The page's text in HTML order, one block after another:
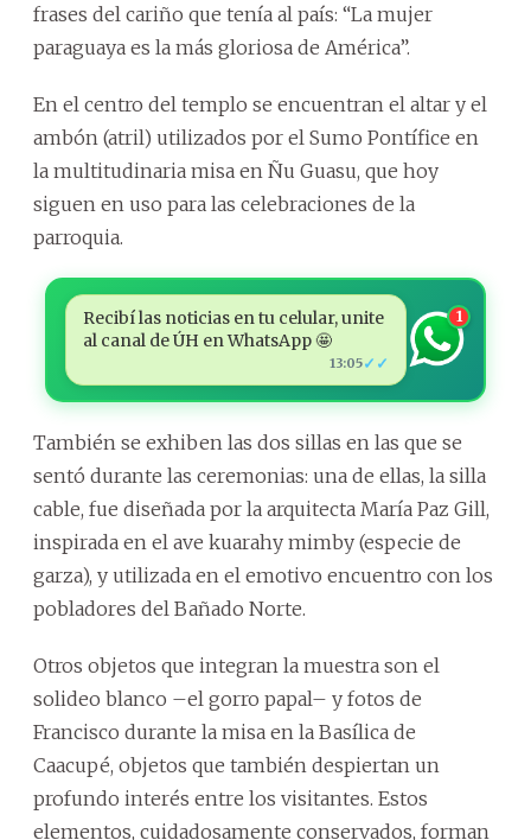
frases del cariño que tenía al país: “La mujer
paraguaya es la más gloriosa de América”.
En el centro del templo se encuentran el altar y el
ambón (atril) utilizados por el Sumo Pontífice en
la multitudinaria misa en Ñu Guasu, que hoy
siguen en uso para las celebraciones de la
parroquia.
Recibí las noticias en tu celular, unite
al canal de ÚH en WhatsApp 🤩
13:05✓✓
1
También se exhiben las dos sillas en las que se
sentó durante las ceremonias: una de ellas, la silla
cable, fue diseñada por la arquitecta María Paz Gill,
inspirada en el ave kuarahy mimby (especie de
garza), y utilizada en el emotivo encuentro con los
pobladores del Bañado Norte.
Otros objetos que integran la muestra son el
solideo blanco –el gorro papal– y fotos de
Francisco durante la misa en la Basílica de
Caacupé, objetos que también despiertan un
profundo interés entre los visitantes. Estos
elementos, cuidadosamente conservados, forman